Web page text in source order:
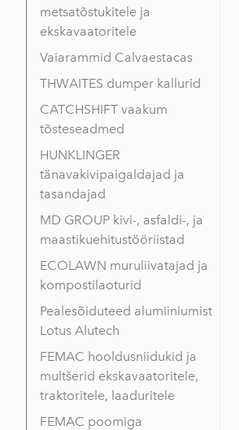
metsatõstukitele ja
ekskavaatoritele
Vaiarammid Calvaestacas
THWAITES dumper kallurid
CATCHSHIFT vaakum
tõsteseadmed
HUNKLINGER
tänavakivipaigaldajad ja
tasandajad
MD GROUP kivi-, asfaldi-, ja
maastikuehitustööriistad
ECOLAWN muruliivatajad ja
kompostilaoturid
Pealesõiduteed alumiiniumist
Lotus Alutech
FEMAC hooldusniidukid ja
multšerid ekskavaatoritele,
traktoritele, laaduritele
FEMAC poomiga